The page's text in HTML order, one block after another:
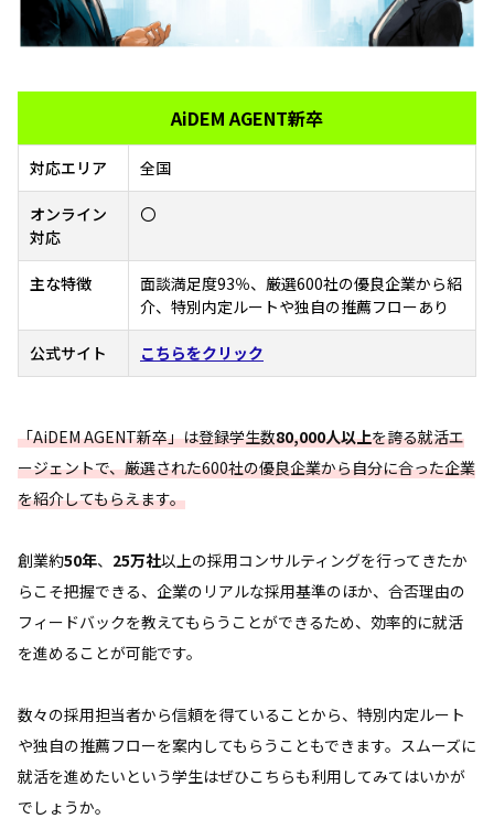
AiDEM AGENT新卒
対応エリア 全国
オンライン
対応
〇
主な特徴
面談満足度93％、厳選600社の優良企業から紹
介、特別内定ルートや独自の推薦フローあり
公式サイト こちらをクリック
「AiDEM AGENT新卒」は登録学生数80,000人以上を誇る就活エ
ージェントで、厳選された600社の優良企業から自分に合った企業
を紹介してもらえます。
創業約50年、 25万社以上の採用コンサルティングを行ってきたか
らこそ把握できる、企業のリアルな採用基準のほか、合否理由の
フィードバックを教えてもらうことができるため、効率的に就活
を進めることが可能です。
数々の採用担当者から信頼を得ていることから、特別内定ルート
や独自の推薦フローを案内してもらうこともできます。スムーズに
就活を進めたいという学生はぜひこちらも利用してみてはいかが
でしょうか。